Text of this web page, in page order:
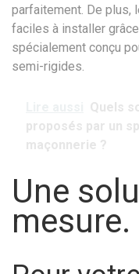
parfaitement. De
faciles à installer
spécialement conçu
semi-rigides.
Quels
proposés par un
maçonnerie ?
Une
mesure.